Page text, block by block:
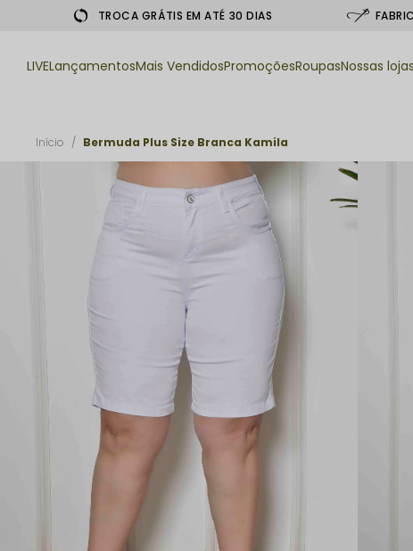
TROCA GRÁTIS EM ATÉ 30 DIAS
LIVELançamentosMais VendidosPromoçõesRoupasNossas lojas
Início Bermuda Plus Size Branca Kamila